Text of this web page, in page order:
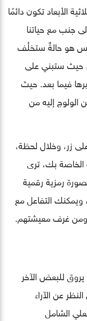
الأبعاد تكون دائمًا
جنب مع حياتنا
هو حالةٌ ستخلُف
حيث ستبني على
فيما بعد. حيث
الولوج إليه من
زر، وخلال لحظة،
بك، ترى
رمزية رقمية
التفاعل مع
غرف معيشتهم.
للبعض الآخر
عن الآراء
الشامل